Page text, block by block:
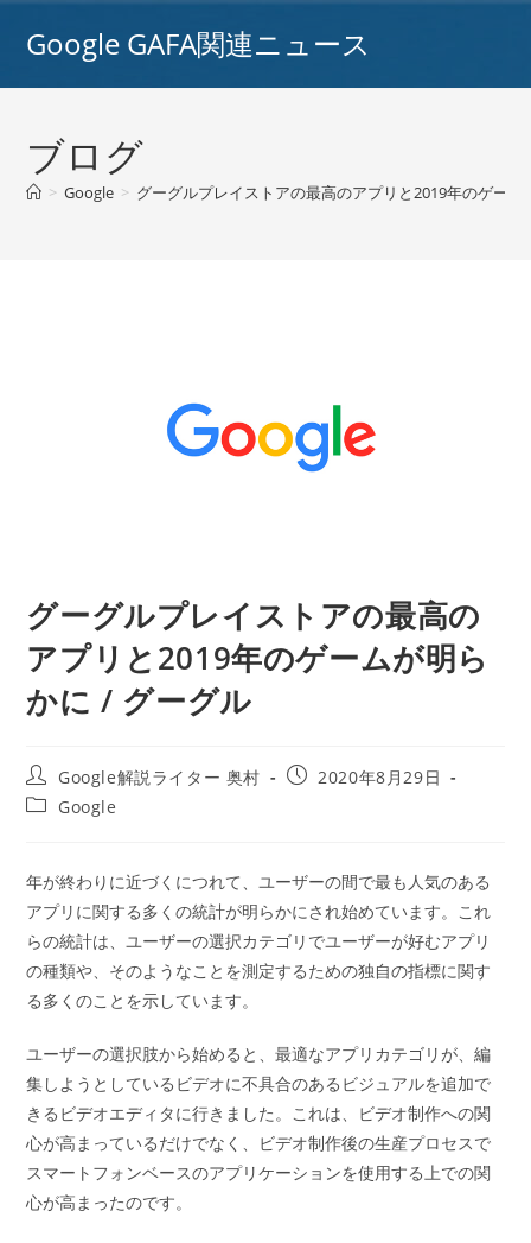
Google GAFA関連ニュース
ブログ
> Google > グーグルプレイストアの最高のアプリと2019年のゲー
グーグルプレイストアの最高の
アプリと2019年のゲームが明ら
かに / グーグル
投
稿
者:
Google解説ライター 奥村
投
2020年8月29日
投
テ
ゴ
リ
ー:
Google
年が終わりに近づくにつれて、ユーザーの間で最も人気のある
アプリに関する多くの統計が明らかにされ始めています。これ
らの統計は、ユーザーの選択カテゴリでユーザーが好むアプリ
の種類や、そのようなことを測定するための独自の指標に関す
る多くのことを示しています。
ユーザーの選択肢から始めると、最適なアプリカテゴリが、編
集しようとしているビデオに不具合のあるビジュアルを追加で
きるビデオエディタに行きました。これは、ビデオ制作への関
心が高まっているだけでなく、ビデオ制作後の生産プロセスで
スマートフォンベースのアプリケーションを使用する上での関
心が高まったのです。